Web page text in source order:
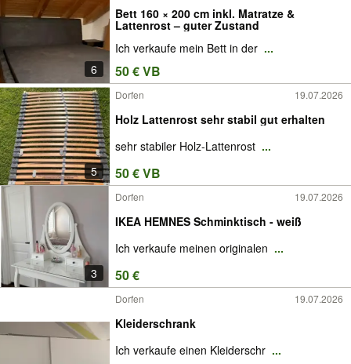
6
Bett 160 × 200 cm inkl. Matratze &
Lattenrost – guter Zustand
Ich verkaufe mein Bett in der ...
50 € VB
5
Dorfen 19.07.2026
Holz Lattenrost sehr stabil gut erhalten
sehr stabiler Holz-Lattenrost ...
50 € VB
3
Dorfen 19.07.2026
IKEA HEMNES Schminktisch - weiß
Ich verkaufe meinen originalen ...
50 €
Dorfen 19.07.2026
Kleiderschrank
Ich verkaufe einen Kleiderschr ...